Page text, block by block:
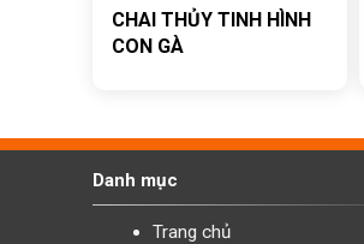
CHAI THỦY TINH HÌNH
CON GÀ
Danh mục
Trang chủ